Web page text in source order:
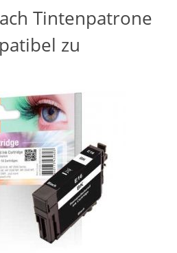
Tintenpatrone
zu